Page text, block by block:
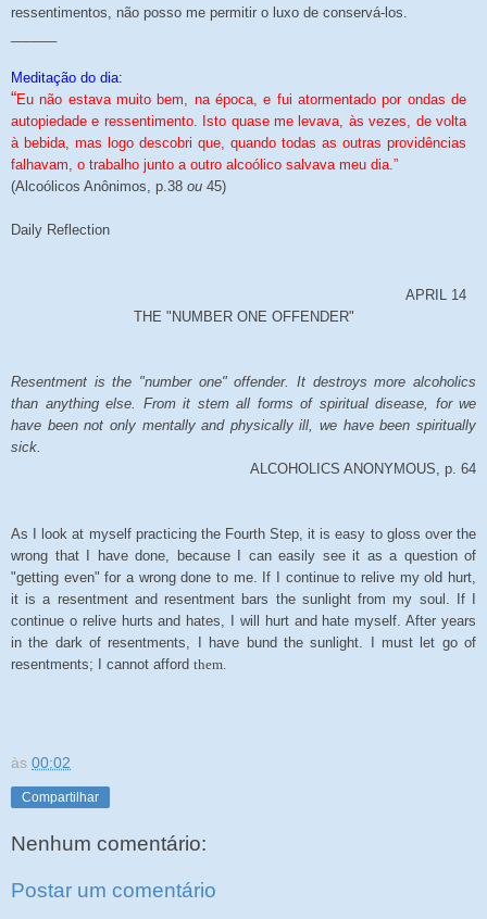
ressentimentos, não posso me permitir o luxo de conservá-los.
Meditação do dia:
“Eu não estava muito bem, na época, e fui atormentado por ondas de
autopiedade e ressentimento. Isto quase me levava, às vezes, de volta
à bebida, mas logo descobri que, quando todas as outras providências
falhavam, o trabalho junto a outro alcoólico salvava meu dia.”
(Alcoólicos Anônimos, p.38 ou 45)
Daily Reflection
APRIL 14
THE "NUMBER ONE OFFENDER"
Resentment is the "number one" offender. It destroys more alcoholics
than anything else. From it stem all forms of spiritual disease, for we
have been not only mentally and physically ill, we have been spiritually
sick.
ALCOHOLICS ANONYMOUS, p. 64
As I look at myself practicing the Fourth Step, it is easy to gloss over the
wrong that I have done, because I can easily see it as a question of
"getting even" for a wrong done to me. If I continue to relive my old hurt,
it is a resentment and resentment bars the sunlight from my soul. If I
continue o relive hurts and hates, I will hurt and hate myself. After years
in the dark of resentments, I have bund the sunlight. I must let go of
resentments; I cannot afford them.
às 00:02
Compartilhar
Nenhum comentário:
Postar um comentário